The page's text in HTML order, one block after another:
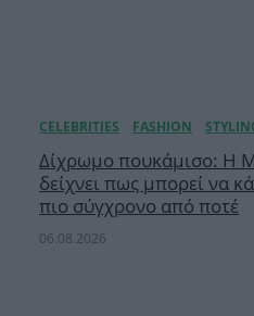
Δίχρωμο πουκάμισο: Η
δείχνει πως μπορεί να
πιο σύγχρονο από ποτέ
06.08.2026